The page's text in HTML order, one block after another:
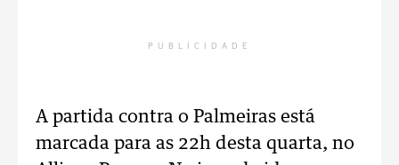
PUBLICIDADE
A partida contra o Palmeiras está
marcada para as 22h desta quarta, no